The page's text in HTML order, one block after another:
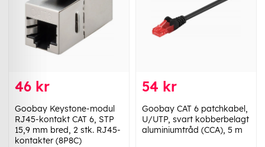
46 kr
Goobay Keystone-modul
RJ45-kontakt CAT 6, STP
15,9 mm bred, 2 stk. RJ45-
kontakter (8P8C)
54 kr
Goobay CAT 6 patchkabel,
U/UTP, svart kobberbelagt
aluminiumtråd (CCA), 5 m